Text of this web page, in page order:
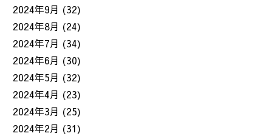
2024年9月 (32)
2024年8月 (24)
2024年7月 (34)
2024年6月 (30)
2024年5月 (32)
2024年4月 (23)
2024年3月 (25)
2024年2月 (31)